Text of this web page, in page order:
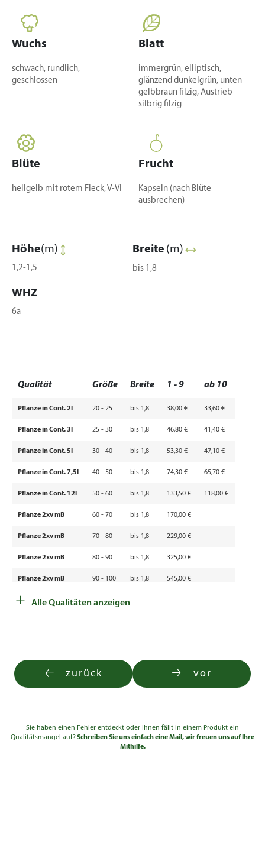
Wuchs
schwach, rundlich,
geschlossen
Blatt
immergrün, elliptisch,
glänzend dunkelgrün, unten
gelbbraun filzig, Austrieb
silbrig filzig
Blüte
hellgelb mit rotem Fleck, V-VI
Frucht
Kapseln (nach Blüte
ausbrechen)
Höhe(m)
1,2-1,5
Breite (m)
bis 1,8
WHZ
6a
Qualität Größe Breite 1 - 9 ab 10
Pflanze in Cont. 2l 20 - 25 bis 1,8 38,00 € 33,60 €
Pflanze in Cont. 3l 25 - 30 bis 1,8 46,80 € 41,40 €
Pflanze in Cont. 5l 30 - 40 bis 1,8 53,30 € 47,10 €
Pflanze in Cont. 7,5l 40 - 50 bis 1,8 74,30 € 65,70 €
Pflanze in Cont. 12l 50 - 60 bis 1,8 133,50 € 118,00 €
Pflanze 2xv mB 60 - 70 bis 1,8 170,00 €
Pflanze 2xv mB 70 - 80 bis 1,8 229,00 €
Pflanze 2xv mB 80 - 90 bis 1,8 325,00 €
Pflanze 2xv mB 90 - 100 bis 1,8 545,00 €
+ Alle Qualitäten anzeigen
zurück vor
Sie haben einen Fehler entdeckt oder Ihnen fällt in einem Produkt ein
Qualitätsmangel auf?Schreiben Sie uns einfach eine Mail, wir freuen uns auf Ihre
Mithilfe.